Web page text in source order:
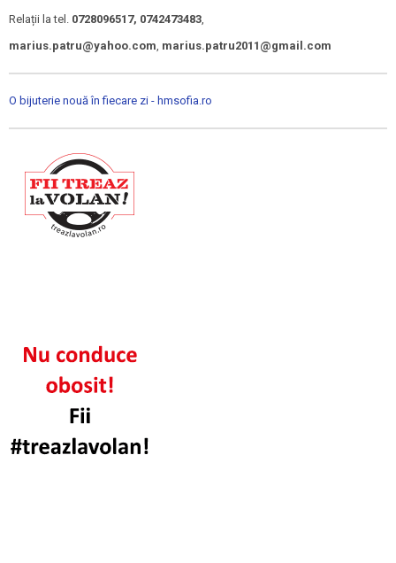
Relații la tel. 0728096517, 0742473483
marius.patru@yahoo.com marius.patru2011@gmail.com
O bijuterie nouă în fiecare zi - hmsofia.ro